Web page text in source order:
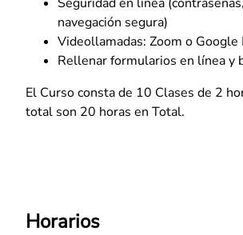
navegación segura)
Videollamadas: Zoom o Google
Rellenar formularios en línea y
El Curso consta de 10 Clases de 2
total son 20 horas en Total.
Horarios